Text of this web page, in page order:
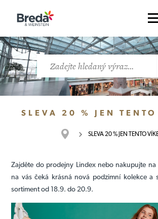
SLEVA 20 % JEN
SLEVA 20 % JEN TENTO
Zajděte do prodejny Lindex nebo nakupujte na
na vás čeká krásná nová podzimní kolekce a
sortiment od 18.9. do 20.9.